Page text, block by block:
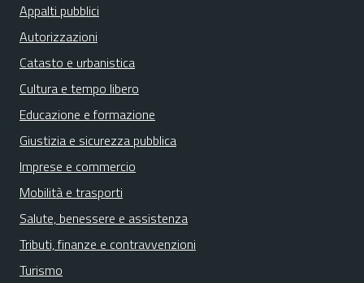
Appalti pubblici
Autorizzazioni
Catasto e urbanistica
Cultura e tempo libero
Educazione e formazione
Giustizia e sicurezza pubblica
Imprese e commercio
Mobilità e trasporti
Salute, benessere e assistenza
Tributi, finanze e contravvenzioni
Turismo